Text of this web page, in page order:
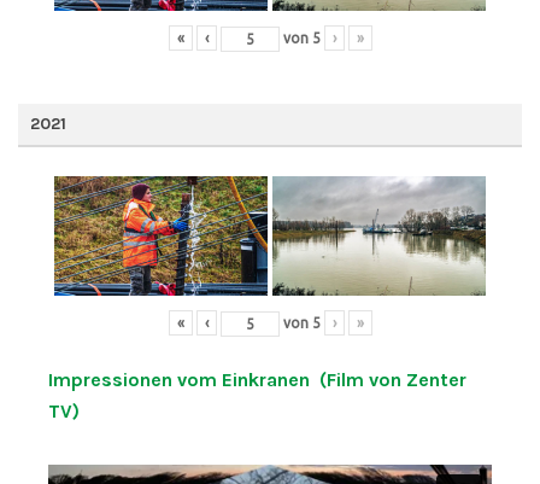
« ‹ von 5 › »
2021
« ‹ von 5 › »
Impressionen vom Einkranen (Film von Zenter
TV)